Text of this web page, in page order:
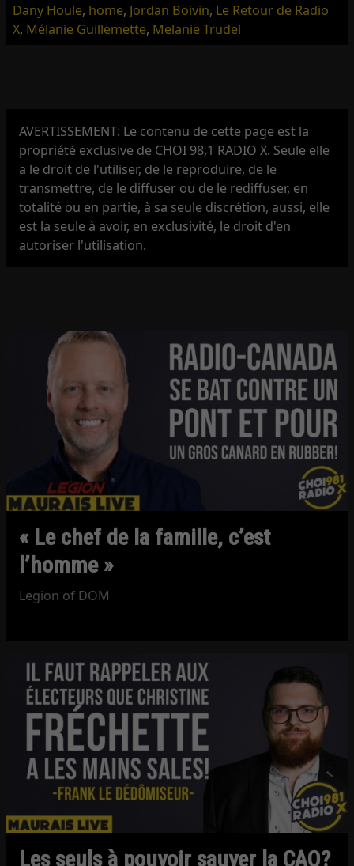
Dany Houle, home, Jordan Boivin, Le Retour de Radio
X, Mélanie Guillemette, Melanie Trudel
AVERTISSEMENT: Le contenu de cette page est la
propriété exclusive de CHOI 98,1 RADIO X. Seule elle
a le droit de l'utiliser, de le reproduire, de le
transmettre, de le diffuser ou de le rediffuser, en
totalité ou en partie, à sa seule discrétion, aussi, elle
est la seule à avoir, en exclusivité, le droit d'en
autoriser l'utilisation.
« Le chef de la famille, c’est
l’homme »
Legion of DOM
Les seuls à pouvoir sauver la CAQ?